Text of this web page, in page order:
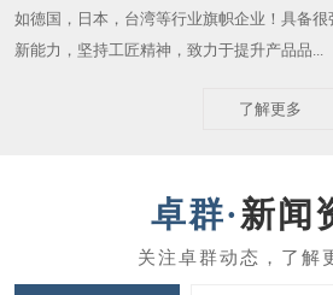
如德国，日本，台湾等行业旗帜企业！具备很
新能力，坚持工匠精神，致力于提升产品品...
了解更多
新闻